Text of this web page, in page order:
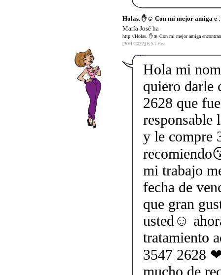
Holas. ✋☺️ Con mi mejor amiga e
María José ha
http://Holas. ✋☺️ Con mi mejor amiga
[30/1/2022] 6:54 Hrs.
Hola mi
quiero darle
2628 que
responsable
y le compre
mi trabajo
fecha de
que gran
usted☺
tratamiento
3547 2628
mucho de